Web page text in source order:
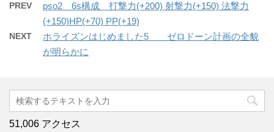
PREV
pso2 6s構成 打撃力(+200) 射撃力(+150) 法撃力
(+150)HP(+70) PP(+19)
NEXT
ホライズンはじめました5 ゼロドーン計画の全貌
が明らかに
51,006 アクセス